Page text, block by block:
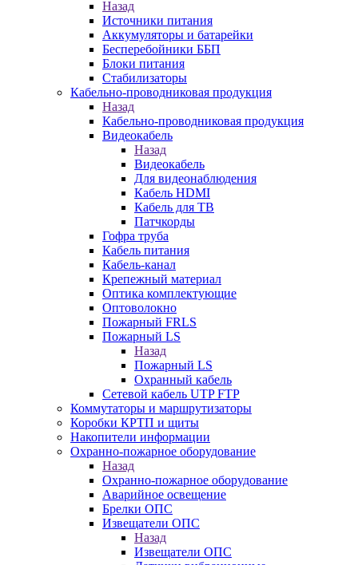
Назад
Источники питания
Аккумуляторы и батарейки
Бесперебойники ББП
Блоки питания
Стабилизаторы
Кабельно-проводниковая продукция
Назад
Кабельно-проводниковая продукция
Видеокабель
Назад
Видеокабель
Для видеонаблюдения
Кабель HDMI
Кабель для ТВ
Патчкорды
Гофра труба
Кабель питания
Кабель-канал
Крепежный материал
Оптика комплектующие
Оптоволокно
Пожарный FRLS
Пожарный LS
Назад
Пожарный LS
Охранный кабель
Сетевой кабель UTP FTP
Коммутаторы и маршрутизаторы
Коробки КРТП и щиты
Накопители информации
Охранно-пожарное оборудование
Назад
Охранно-пожарное оборудование
Аварийное освещение
Брелки ОПС
Извещатели ОПС
Назад
Извещатели ОПС